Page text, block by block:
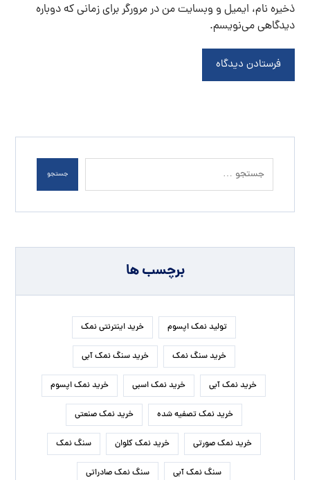
ذخیره نام، ایمیل و وبسایت من در مرورگر برای زمانی که دوباره
دیدگاهی می‌نویسم.
فرستادن دیدگاه
جستجو
برچسب ها
تولید نمک اپسوم خرید اینترنتی نمک
خرید سنگ نمک خرید سنگ نمک آبی
خرید نمک آبی خرید نمک اسبی خرید نمک اپسوم
خرید نمک تصفیه شده خرید نمک صنعتی
خرید نمک صورتی خرید نمک کلوان سنگ نمک
سنگ نمک آبی سنگ نمک صادراتی